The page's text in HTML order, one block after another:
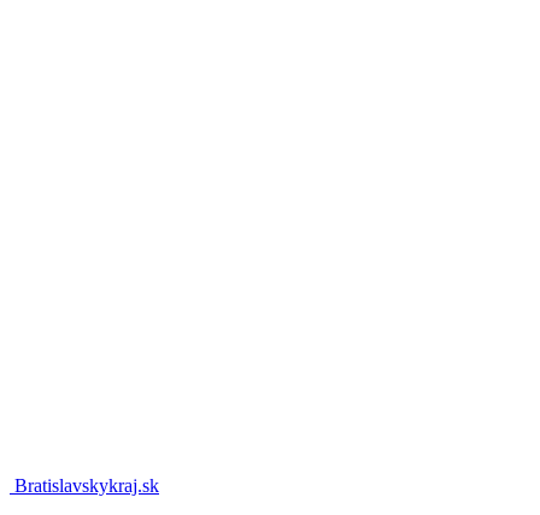
Bratislavskykraj.sk